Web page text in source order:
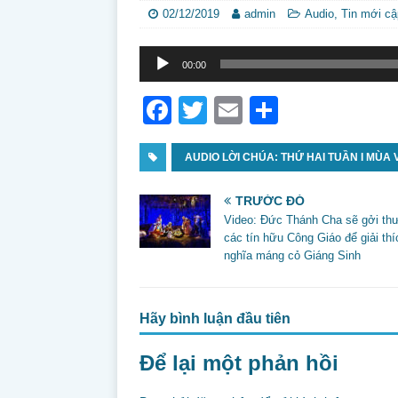
02/12/2019 admin Audio, Tin mới
Trình
phát
âm
thanh
00:00
F
a
c
e
b
o
k
T
w
itt
er
E
m
ai
l
h
ar
e
AUDIO LỜI CHÚA: THỨ HAI TUẦN I MÙA
TRƯỚC ĐÓ
Video: Đức Thánh Cha sẽ gởi
các tín hữu Công Giáo để giải
nghĩa máng cỏ Giáng Sinh
Hãy bình luận đầu tiên
Để lại một phản hồi